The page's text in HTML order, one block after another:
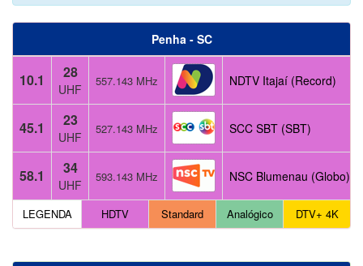
Penha - SC
10.1 28
UHF
557.143 MHz NDTV Itajaí (Record)
45.1 23
UHF
527.143 MHz SCC SBT (SBT)
58.1 34
UHF
593.143 MHz NSC Blumenau (Globo)
LEGENDA HDTV Standard Analógico DTV+ 4K